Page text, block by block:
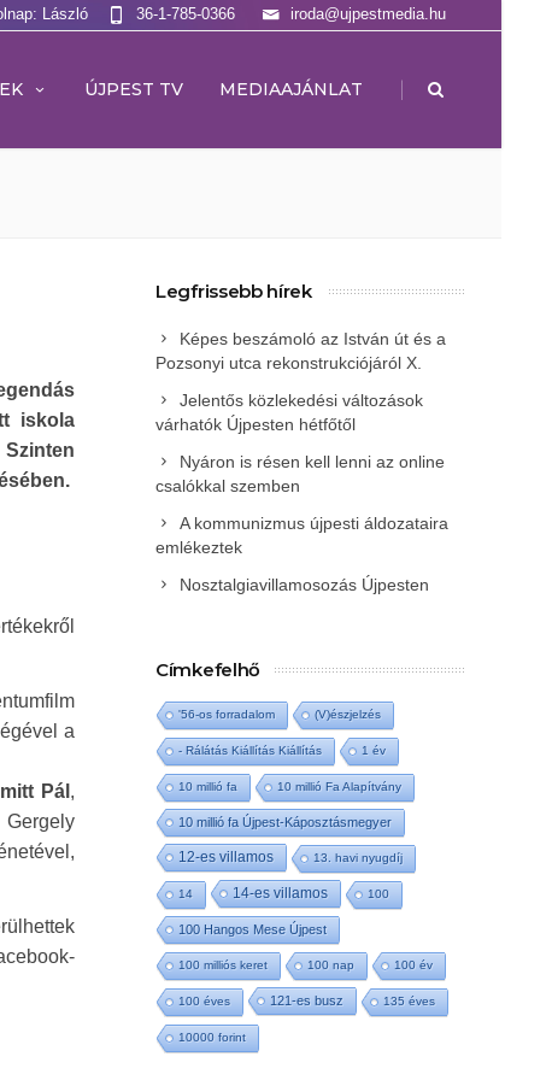
László iroda@ujpestmedia.hu
36-1-785-0366
ÚJPEST TV MEDIAAJÁNLAT |
iskola
a
Pál ,
Legfrissebb hírek
Képes beszámoló az István út és a
Pozsonyi utca rekonstrukciójáról X.
Jelentős közlekedési változások
várhatók Újpesten hétfőtől
Nyáron is résen kell lenni az online
csalókkal szemben
A kommunizmus újpesti áldozataira
emlékeztek
Nosztalgiavillamosozás Újpesten
Címkefelhő
'56-os forradalom (V)észjelzés
- Rálátás Kiállítás Kiállítás 1 év
10 millió fa 10 millió Fa Alapítvány
10 millió fa Újpest-Káposztásmegyer
12-es villamos 13. havi nyugdíj
14 14-es villamos 100
100 Hangos Mese Újpest
100 milliós keret 100 nap 100 év
100 éves 121-es busz 135 éves
10000 forint